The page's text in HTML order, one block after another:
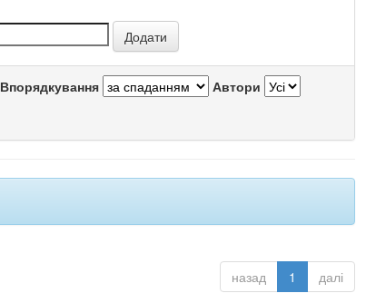
Впорядкування Автори
назад 1 далі